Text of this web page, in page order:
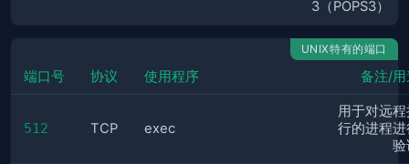
3（POPS3）
UNIX特有的端口
端口号 协议 使用程序 备注/用
512 TCP exec
用于对远
行的进程进
验